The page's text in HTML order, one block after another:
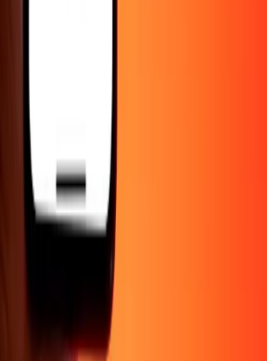
Corporativo